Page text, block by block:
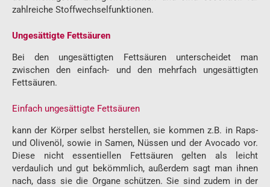
zahlreiche Stoffwechselfunktionen.
Ungesättigte Fettsäuren
Bei den ungesättigten Fettsäuren unterscheidet man
zwischen den einfach- und den mehrfach ungesättigten
Fettsäuren.
Einfach ungesättigte Fettsäuren
kann der Körper selbst herstellen, sie kommen z.B. in Raps-
und Olivenöl, sowie in Samen, Nüssen und der Avocado vor.
Diese nicht essentiellen Fettsäuren gelten als leicht
verdaulich und gut bekömmlich, außerdem sagt man ihnen
nach, dass sie die Organe schützen. Sie sind zudem in der